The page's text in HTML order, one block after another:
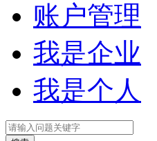
账户管理
我是企业
我是个人